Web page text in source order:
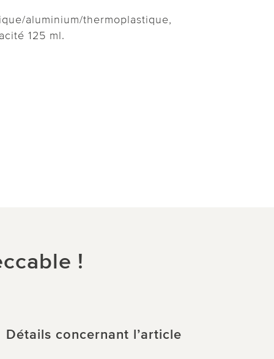
aluminium/thermoplastique,
125 ml.
!
Détails concernant l’article